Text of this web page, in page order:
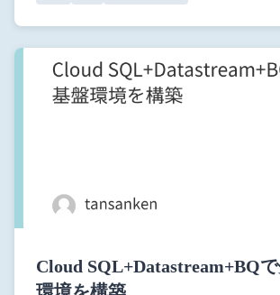
Cloud SQL+Datastream+BQ